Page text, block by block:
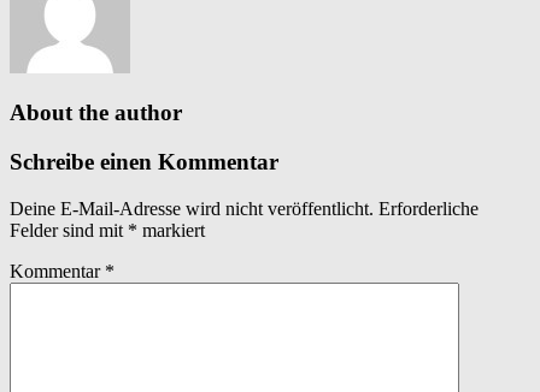
About the author
Schreibe einen Kommentar
Deine E-Mail-Adresse wird nicht veröffentlicht. Erforderliche
Felder sind mit * markiert
Kommentar *